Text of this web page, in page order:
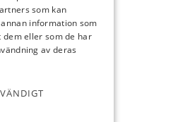
som kan
information som
eller som de har
av deras